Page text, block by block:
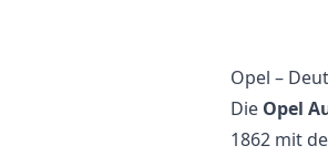
Opel –
Die Opel
1862 mit